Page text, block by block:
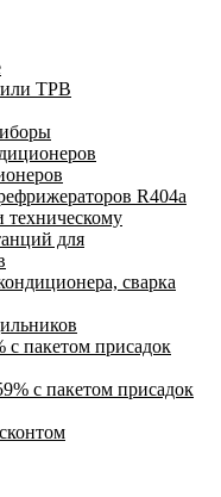
ТРВ
R404a
для
сварка
с пакетом присадок
с пакетом присадок